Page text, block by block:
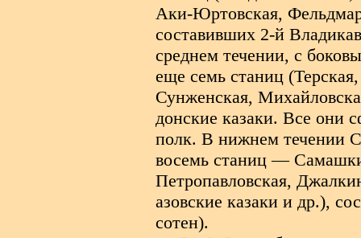
Аки-Юртовская,
составивших 2-й
среднем течении, с
еще семь станиц
Сунженская,
донские казаки. Все они
полк. В нижнем течении
восемь станиц —
Петропавловская,
азовские казаки и др.),
сотен).